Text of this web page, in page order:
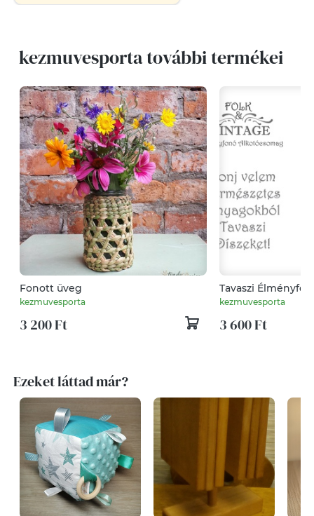
kezmuvesporta további termékei
Fonott üveg
kezmuvesporta
3 200 Ft
Tavaszi
Készíts velem
csuhéból
kezmuvesporta
3 600 Ft
Ezeket láttad már?